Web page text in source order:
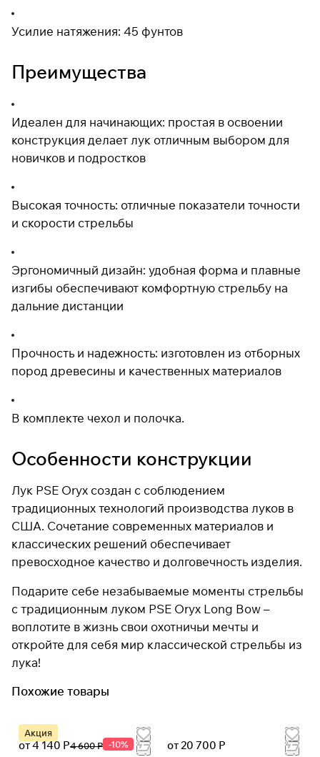
Усилие натяжения: 45 фунтов
Преимущества
Идеален для начинающих: простая в освоении
конструкция делает лук отличным выбором для
новичков и подростков
Высокая точность: отличные показатели точности
и скорости стрельбы
Эргономичный дизайн: удобная форма и плавные
изгибы обеспечивают комфортную стрельбу на
дальние дистанции
Прочность и надежность: изготовлен из отборных
пород древесины и качественных материалов
В комплекте чехол и полочка.
Особенности конструкции
Лук PSE Oryx создан с соблюдением
традиционных технологий производства луков в
США. Сочетание современных материалов и
классических решений обеспечивает
превосходное качество и долговечность изделия.
Подарите себе незабываемые моменты стрельбы
с традиционным луком PSE Oryx Long Bow –
воплотите в жизнь свои охотничьи мечты и
откройте для себя мир классической стрельбы из
лука!
Похожие товары
Акция
от 4 140 Р4 600 Р -10%
от 20 700 Р